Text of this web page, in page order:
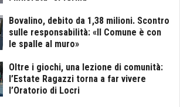
Bovalino, debito da 1,38 milioni. Scontro
sulle responsabilità: «Il Comune è con
le spalle al muro»
Oltre i giochi, una lezione di comunità:
l’Estate Ragazzi torna a far vivere
l’Oratorio di Locri